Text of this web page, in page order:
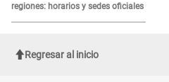
regiones: horarios y sedes oficiales
Regresar al inicio